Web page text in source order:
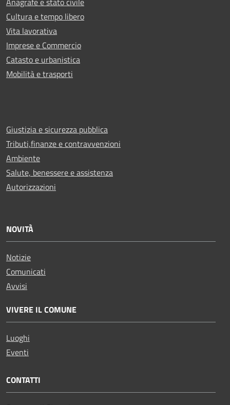
Cultura e tempo libero
Vita lavorativa
Imprese e Commercio
Catasto e urbanistica
Mobilità e trasporti
Giustizia e sicurezza pubblica
Tributi,finanze e contravvenzioni
Ambiente
Salute, benessere e assistenza
Autorizzazioni
NOVITÀ
Notizie
Comunicati
Avvisi
VIVERE IL COMUNE
Luoghi
Eventi
CONTATTI